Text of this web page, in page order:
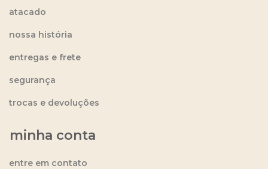
atacado
nossa história
entregas e frete
segurança
trocas e devoluções
minha conta
entre em contato